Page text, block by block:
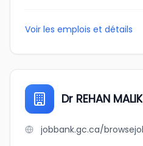
Voir les emplois et détails
Dr REHAN MALIK